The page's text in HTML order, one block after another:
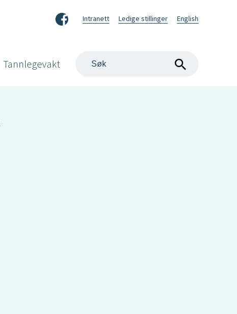
FacebookIntranett Ledige stillinger English
Tannlegevakt